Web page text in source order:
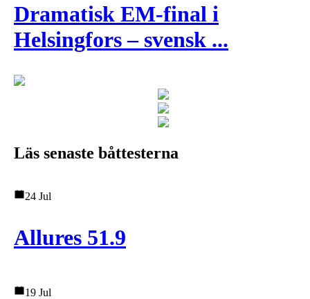
Dramatisk EM-final i
Helsingfors – svensk ...
Läs senaste båttesterna
24 Jul
Allures 51.9
19 Jul